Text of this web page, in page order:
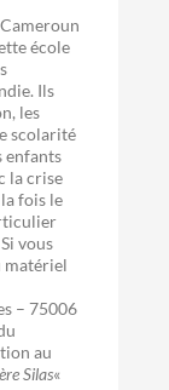
école
Ils
les
scolarité
enfants
la crise
fois le
vous
matériel
– 75006
au
Silas«